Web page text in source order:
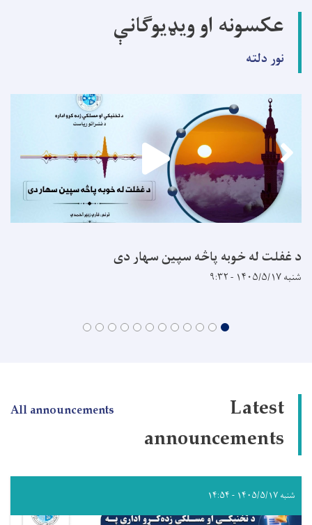
عکسونه او ویډیوګانې
نور دلته
د غفلت له خوبه پاڅه سپين سهار دی
شنبه ۱۴۰۵/۵/۱۷ - ۹:۳۲
Latest
announcements
All announcements
شنبه ۱۴۰۵/۵/۱۷ - ۱۴:۵۴